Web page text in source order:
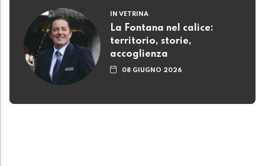
IN VETRINA
La Fontana nel calice:
territorio, storie,
accoglienza
08 GIUGNO 2026